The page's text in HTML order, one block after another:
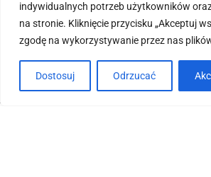
indywidualnych potrzeb użytkowników
na stronie. Kliknięcie przycisku „Akceptuj
zgodę na wykorzystywanie przez nas
Dostosuj Odrzucać
Premium LMS & Online Education
Klauzula informacyjna RODO
Regulamin strony internetowej